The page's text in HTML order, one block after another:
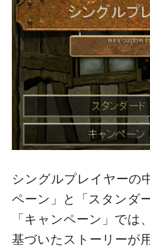
シングルプレイヤーの
ペーン」と「スタンダ
「キャンペーン」では
基づいたストーリーが